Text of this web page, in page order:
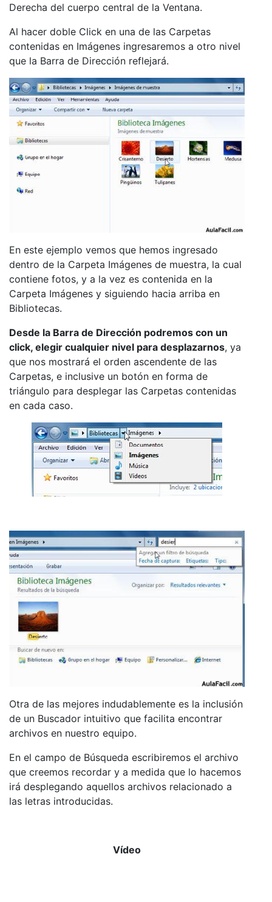
Derecha del cuerpo central de la Ventana.
Al hacer doble Click en una de las Carpetas
contenidas en Imágenes ingresaremos a otro nivel
que la Barra de Dirección reflejará.
En este ejemplo vemos que hemos ingresado
dentro de la Carpeta Imágenes de muestra, la cual
contiene fotos, y a la vez es contenida en la
Carpeta Imágenes y siguiendo hacia arriba en
Bibliotecas.
Desde la Barra de Dirección podremos con un
click, elegir cualquier nivel para desplazarnos, ya
que nos mostrará el orden ascendente de las
Carpetas, e inclusive un botón en forma de
triángulo para desplegar las Carpetas contenidas
en cada caso.
Otra de las mejores indudablemente es la inclusión
de un Buscador intuitivo que facilita encontrar
archivos en nuestro equipo.
En el campo de Búsqueda escribiremos el archivo
que creemos recordar y a medida que lo hacemos
irá desplegando aquellos archivos relacionado a
las letras introducidas.
Vídeo